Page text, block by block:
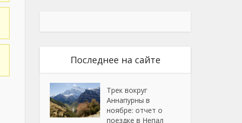
Последнее на сайте
Трек вокруг
Аннапурны в
ноябре: отчет о
поездке в Непал